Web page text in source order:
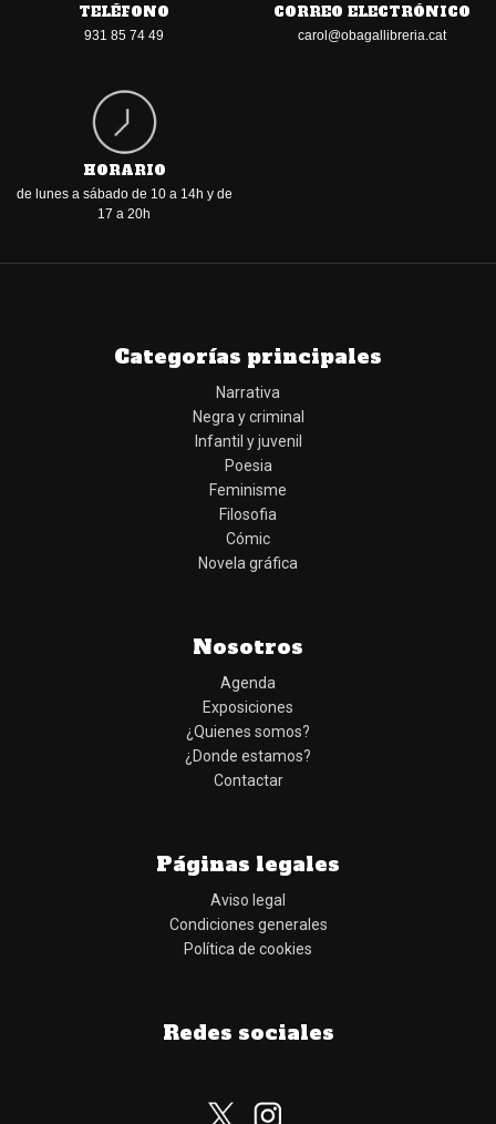
TELÉFONO
931 85 74 49
CORREO ELECTRÓNICO
carol@obagallibreria.cat
HORARIO
de lunes a sábado de 10 a 14h y de
17 a 20h
Categorías principales
Narrativa
Negra y criminal
Infantil y juvenil
Poesia
Feminisme
Filosofia
Cómic
Novela gráfica
Nosotros
Agenda
Exposiciones
¿Quienes somos?
¿Donde estamos?
Contactar
Páginas legales
Aviso legal
Condiciones generales
Política de cookies
Redes sociales